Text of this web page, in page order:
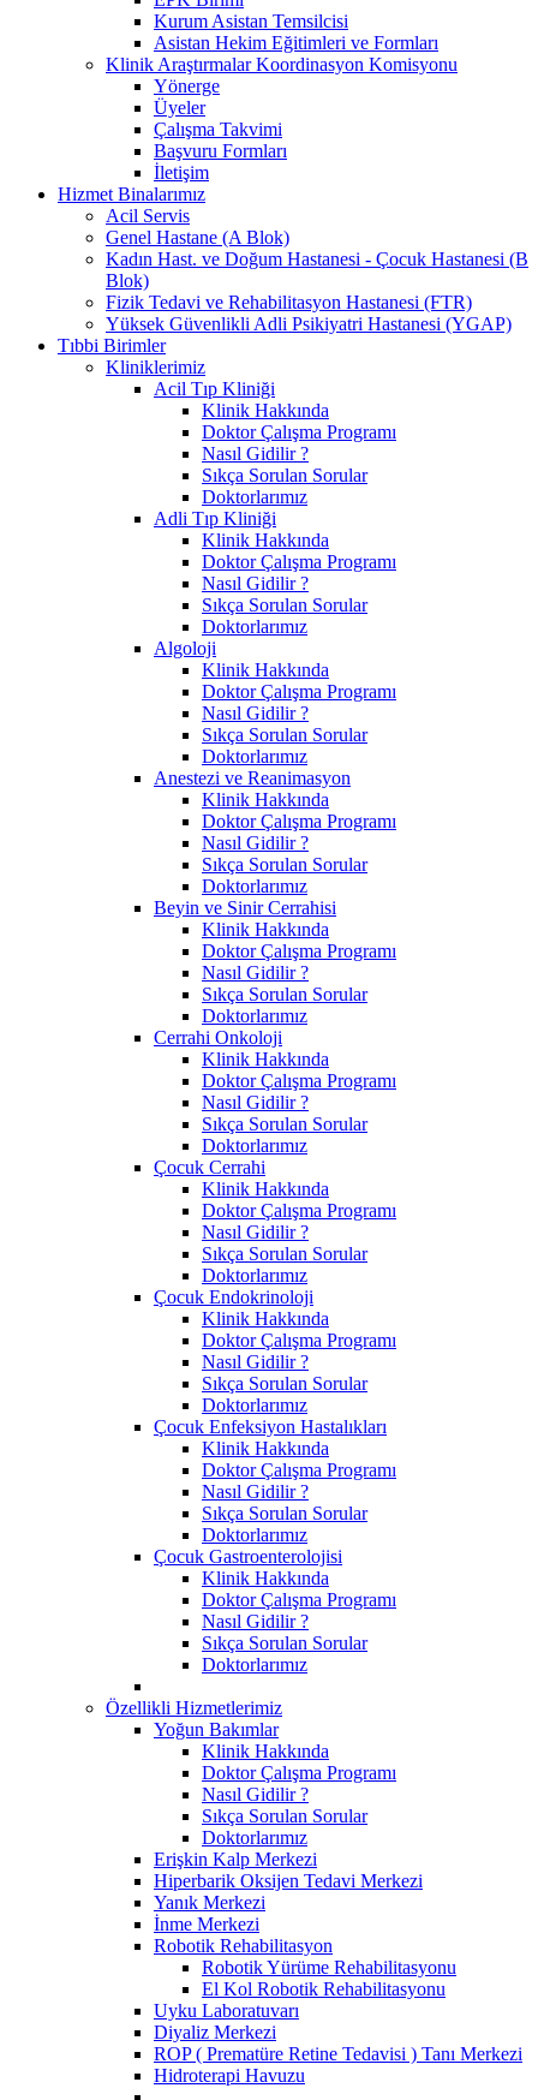
Kurum Asistan Temsilcisi
Asistan Hekim Eğitimleri ve Formları
Klinik Araştırmalar Koordinasyon Komisyonu
Yönerge
Üyeler
Çalışma Takvimi
Başvuru Formları
İletişim
Hizmet Binalarımız
Acil Servis
Genel Hastane (A Blok)
Kadın Hast. ve Doğum Hastanesi - Çocuk Hastanesi (B
Blok)
Fizik Tedavi ve Rehabilitasyon Hastanesi (FTR)
Yüksek Güvenlikli Adli Psikiyatri Hastanesi (YGAP)
Tıbbi Birimler
Kliniklerimiz
Acil Tıp Kliniği
Klinik Hakkında
Doktor Çalışma Programı
Nasıl Gidilir ?
Sıkça Sorulan Sorular
Doktorlarımız
Adli Tıp Kliniği
Klinik Hakkında
Doktor Çalışma Programı
Nasıl Gidilir ?
Sıkça Sorulan Sorular
Doktorlarımız
Algoloji
Klinik Hakkında
Doktor Çalışma Programı
Nasıl Gidilir ?
Sıkça Sorulan Sorular
Doktorlarımız
Anestezi ve Reanimasyon
Klinik Hakkında
Doktor Çalışma Programı
Nasıl Gidilir ?
Sıkça Sorulan Sorular
Doktorlarımız
Beyin ve Sinir Cerrahisi
Klinik Hakkında
Doktor Çalışma Programı
Nasıl Gidilir ?
Sıkça Sorulan Sorular
Doktorlarımız
Cerrahi Onkoloji
Klinik Hakkında
Doktor Çalışma Programı
Nasıl Gidilir ?
Sıkça Sorulan Sorular
Doktorlarımız
Çocuk Cerrahi
Klinik Hakkında
Doktor Çalışma Programı
Nasıl Gidilir ?
Sıkça Sorulan Sorular
Doktorlarımız
Çocuk Endokrinoloji
Klinik Hakkında
Doktor Çalışma Programı
Nasıl Gidilir ?
Sıkça Sorulan Sorular
Doktorlarımız
Çocuk Enfeksiyon Hastalıkları
Klinik Hakkında
Doktor Çalışma Programı
Nasıl Gidilir ?
Sıkça Sorulan Sorular
Doktorlarımız
Çocuk Gastroenterolojisi
Klinik Hakkında
Doktor Çalışma Programı
Nasıl Gidilir ?
Sıkça Sorulan Sorular
Doktorlarımız
Özellikli Hizmetlerimiz
Yoğun Bakımlar
Klinik Hakkında
Doktor Çalışma Programı
Nasıl Gidilir ?
Sıkça Sorulan Sorular
Doktorlarımız
Erişkin Kalp Merkezi
Hiperbarik Oksijen Tedavi Merkezi
Yanık Merkezi
İnme Merkezi
Robotik Rehabilitasyon
Robotik Yürüme Rehabilitasyonu
El Kol Robotik Rehabilitasyonu
Uyku Laboratuvarı
Diyaliz Merkezi
ROP ( Prematüre Retine Tedavisi ) Tanı Merkezi
Hidroterapi Havuzu